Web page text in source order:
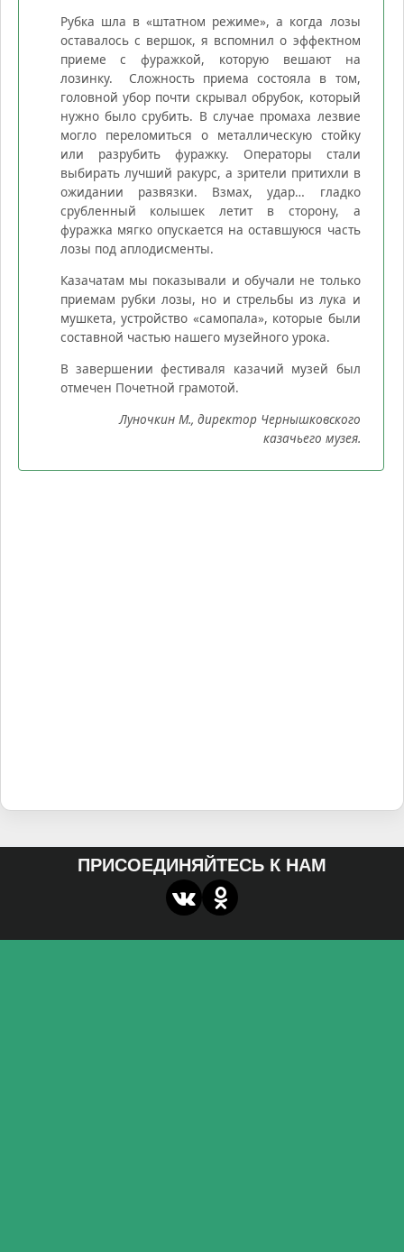
Рубка шла в «штатном режиме», а когда лозы
оставалось с вершок, я вспомнил о эффектном
приеме с фуражкой, которую вешают на
лозинку. Сложность приема состояла в том,
головной убор почти скрывал обрубок, который
нужно было срубить. В случае промаха лезвие
могло переломиться о металлическую стойку
или разрубить фуражку. Операторы стали
выбирать лучший ракурс, а зрители притихли в
ожидании развязки. Взмах, удар… гладко
срубленный колышек летит в сторону, а
фуражка мягко опускается на оставшуюся часть
лозы под аплодисменты.
Казачатам мы показывали и обучали не только
приемам рубки лозы, но и стрельбы из лука и
мушкета, устройство «самопала», которые были
составной частью нашего музейного урока.
В завершении фестиваля казачий музей был
отмечен Почетной грамотой.
Луночкин М., директор Чернышковского
казачьего музея.
ПРИСОЕДИНЯЙТЕСЬ К НАМ